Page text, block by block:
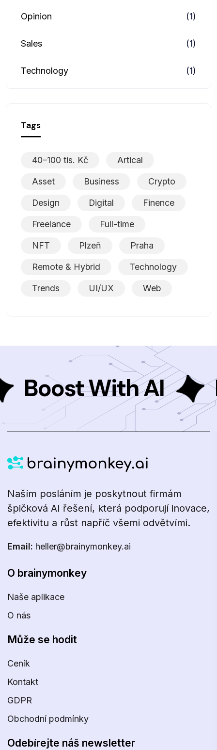
Opinion (1)
Sales (1)
Technology (1)
Tags
40–100 tis. Kč Artical
Asset Business Crypto
Design Digital Finence
Freelance Full-time
NFT Plzeň Praha
Remote & Hybrid Technology
Trends UI/UX Web
Boost With AI
Naším posláním je poskytnout firmám
špičková AI řešení, která podporují inovace,
efektivitu a růst napříč všemi odvětvími.
Email: heller@brainymonkey.ai
O brainymonkey
Naše aplikace
O nás
Může se hodit
Ceník
Kontakt
GDPR
Obchodní podmínky
Odebírejte náš newsletter